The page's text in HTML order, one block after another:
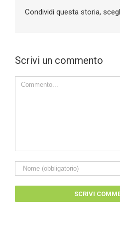
Condividi questa storia,
Scrivi un commento